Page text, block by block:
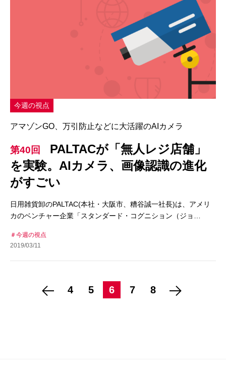
今週の視点
アマゾンGO、万引防止などに大活躍のAIカメラ
第40回
PALTACが「無人レジ店舗」
を実験。AIカメラ、画像認識の進化
がすごい
日用雑貨卸のPALTAC(本社・大阪市、糟谷誠一社長)は、アメリ
カのベンチャー企業「スタンダード・コグニション（ジョ…
今週の視点
2019/03/11
4 5 6 7 8